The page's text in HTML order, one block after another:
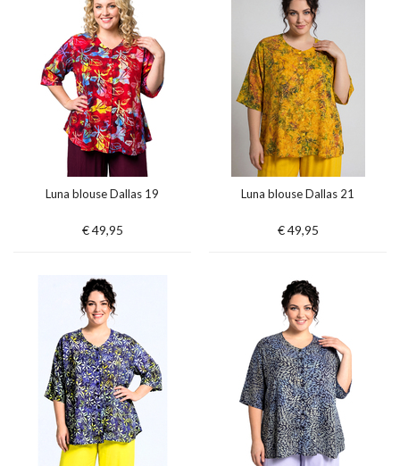
Luna blouse Dallas 19
€ 49,95
Luna blouse Dallas 21
€ 49,95